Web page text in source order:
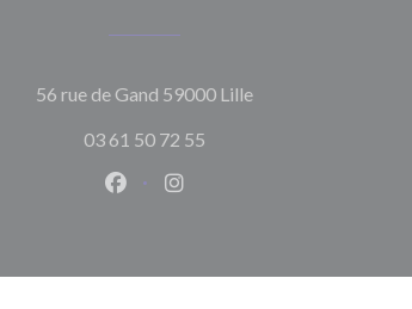
56 rue de Gand 59000 Lille((opens in a new
03 61 50 72 55
Facebook ((opens in a new
Instagram ((opens in a